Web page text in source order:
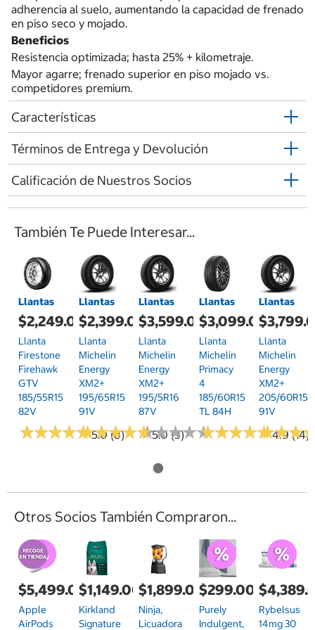
adherencia al suelo, aumentando la capacidad de frenado
en piso seco y mojado.
Beneficios
Resistencia optimizada; hasta 25% + kilometraje.
Mayor agarre; frenado superior en piso mojado vs.
competidores premium.
Características
Términos de Entrega y Devolución
Calificación de Nuestros Socios
También Te Puede Interesar...
Llantas
$2,249.00
Llanta
Firestone
Firehawk
GTV
185/55R15
82V
★★★★★
★★★★★5.0 (8)
Llantas
$2,399.00
Llanta
Michelin
Energy
XM2+
195/65R15
91V
★★★★★
★★★★★5.0 (3)
Llantas
$3,599.00
Llanta
Michelin
Energy
XM2+
195/5R16
87V
★★★★★
★★★★★
Llantas
$3,099.00
Llanta
Michelin
Primacy
4
185/60R15
TL 84H
★★★★★
★★★★★4.9 (14)
Llantas
Llanta
Michelin
Energy
XM2+
205/60R15
91V
★★★
★★★
Otros Socios También Compraron...
$5,499.00
Apple
AirPods
$1,149.00
Kirkland
Signature
$1,899.00
Ninja,
Licuadora
$299.00
Purely
Indulgent,
Rybelsus
14mg 30